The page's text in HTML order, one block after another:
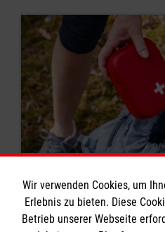
8 Erste-Hilfe-Mythen
Wir verwenden Cookies, um
Erlebnis zu bieten. Diese
Betrieb unserer Webseite